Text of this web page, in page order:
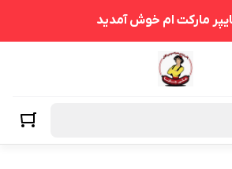
مارکت ام خوش آمدید